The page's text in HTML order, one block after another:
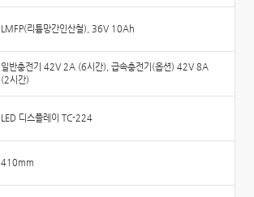
LMFP(리튬망간인산철), 36V 10Ah
일반충전기 42V 2A (6시간), 급속충전기(옵션) 42V 8A
(2시간)
LED 디스플레이 TC-224
410mm